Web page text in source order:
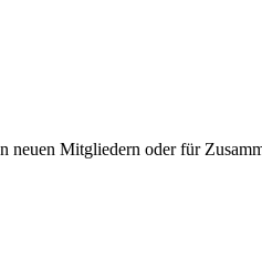
neuen Mitgliedern oder für